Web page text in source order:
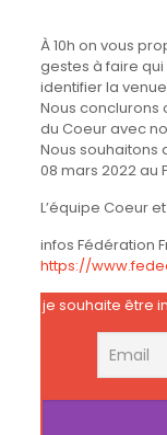
À 10h on vous
gestes à faire
identifier la venue
Nous conclurons
du Coeur avec
Nous souhaitons
08 mars 2022 au
L’équipe Coeur
infos Fédération
https://
je souhaite être